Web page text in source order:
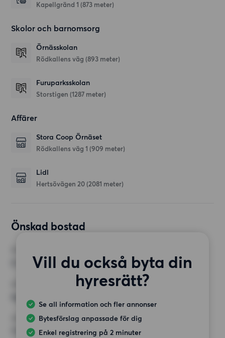
Kapellgränd 1 (873 meter)
Skolor och barnomsorg
Örnässkolan
Rödkallens väg (893 meter)
Furuparksskolan
Storstigen (1287 meter)
Affärer
Stora Coop Örnäset
Rödkallens väg 1 (909 meter)
Lidl
Hertsövägen 20 (2081 meter)
Önskad bostad
Vill du också byta din
hyresrätt?
Se all information och fler annonser
Bytesförslag anpassade för dig
Enkel registrering på 2 minuter
MINST ANTAL KVADRATMETER
HÖGSTA HYRA
7 500 kr